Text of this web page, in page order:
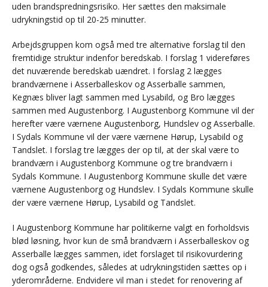
uden brandspredningsrisiko. Her sættes den maksimale
udrykningstid op til 20-25 minutter.
Arbejdsgruppen kom også med tre alternative forslag til den
fremtidige struktur indenfor beredskab. I forslag 1 videreføres
det nuværende beredskab uændret. I forslag 2 lægges
brandværnene i Asserballeskov og Asserballe sammen,
Kegnæs bliver lagt sammen med Lysabild, og Bro lægges
sammen med Augustenborg. I Augustenborg Kommune vil der
herefter være værnene Augustenborg, Hundslev og Asserballe.
I Sydals Kommune vil der være værnene Hørup, Lysabild og
Tandslet. I forslag tre lægges der op til, at der skal være to
brandværn i Augustenborg Kommune og tre brandværn i
Sydals Kommune. I Augustenborg Kommune skulle det være
værnene Augustenborg og Hundslev. I Sydals Kommune skulle
der være værnene Hørup, Lysabild og Tandslet.
I Augustenborg Kommune har politikerne valgt en forholdsvis
blød løsning, hvor kun de små brandværn i Asserballeskov og
Asserballe lægges sammen, idet forslaget til risikovurdering
dog også godkendes, således at udrykningstiden sættes op i
yderområderne. Endvidere vil man i stedet for renovering af